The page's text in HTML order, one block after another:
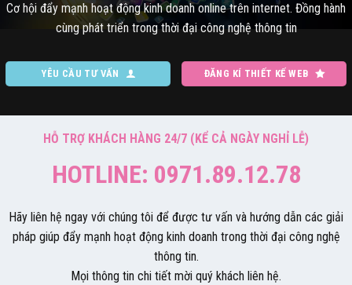
Cơ hội đẩy mạnh hoạt động kinh doanh online trên internet. Đồng hành
cùng phát triển trong thời đại công nghệ thông tin
YÊU CẦU TƯ VẤN ĐĂNG KÍ THIẾT KẾ WEB
HỖ TRỢ KHÁCH HÀNG 24/7 (KỂ CẢ NGÀY NGHỈ LỄ)
HOTLINE: 0971.89.12.78
Hãy liên hệ ngay với chúng tôi để được tư vấn và hướng dẫn các giải
pháp giúp đẩy mạnh hoạt động kinh doanh trong thời đại công nghệ
thông tin.
Mọi thông tin chi tiết mời quý khách liên hệ.